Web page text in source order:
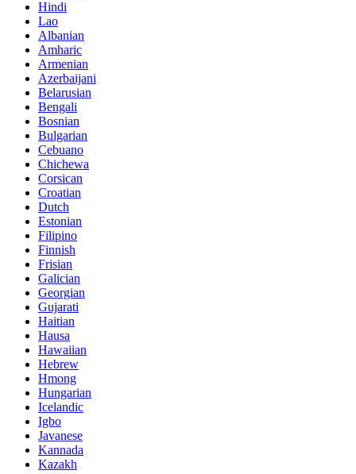
Hindi
Lao
Albanian
Amharic
Armenian
Azerbaijani
Belarusian
Bengali
Bosnian
Bulgarian
Cebuano
Chichewa
Corsican
Croatian
Dutch
Estonian
Filipino
Finnish
Frisian
Galician
Georgian
Gujarati
Haitian
Hausa
Hawaiian
Hebrew
Hmong
Hungarian
Icelandic
Igbo
Javanese
Kannada
Kazakh